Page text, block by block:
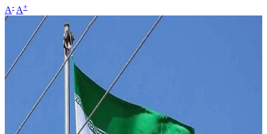
A- A+